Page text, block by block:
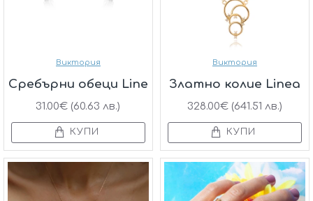
Виктория
Сребърни обеци Line
31.00€ (60.63 лв.)
КУПИ
Виктория
Златно колие Linea
328.00€ (641.51 лв.)
КУПИ